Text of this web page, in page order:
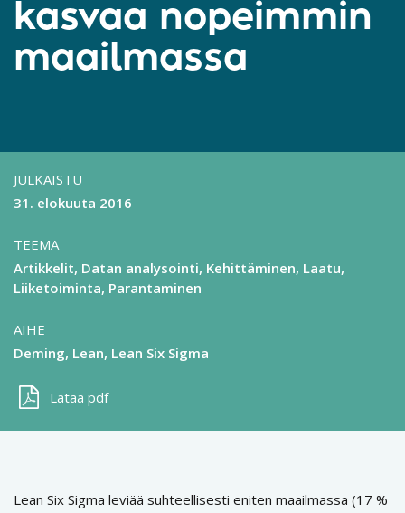
kasvaa nopeimmin
maailmassa
JULKAISTU
31. elokuuta 2016
TEEMA
Artikkelit Datan analysointi Kehittäminen Laatu
Liiketoiminta Parantaminen
AIHE
Deming Lean Lean Six Sigma
Lataa pdf
Lean Six Sigma leviää suhteellisesti eniten maailmassa (17 %